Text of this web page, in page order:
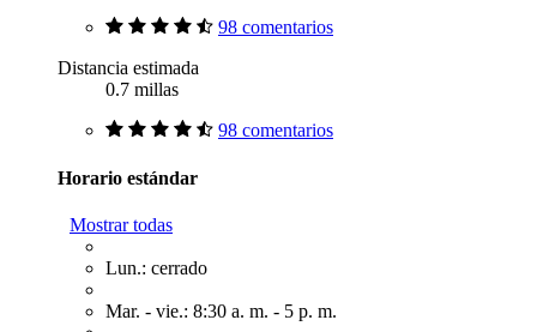
98 comentarios
Distancia estimada
0.7 millas
98 comentarios
Horario estándar
Mostrar todas
Lun.: cerrado
Mar. - vie.: 8:30 a. m. - 5 p. m.